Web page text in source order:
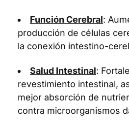
Función Cerebral:
producción de células
la conexión intestino-
Salud Intestinal:
revestimiento intestinal,
mejor absorción de
contra microorganismos